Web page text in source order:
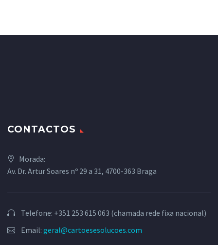
CONTACTOS
Morada:
Av. Dr. Artur Soares nº 29 a 31, 4700-363 Braga
Telefone: +351 253 615 063 (chamada rede fixa nacional)
Email: geral@cartoesesolucoes.com